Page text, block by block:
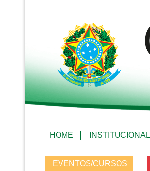
HOME INSTITUCIONAL
EVENTOS/CURSOS